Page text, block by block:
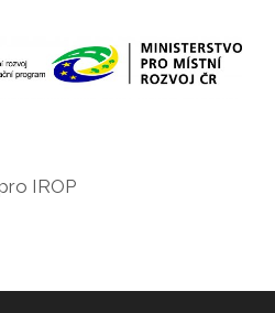
IROP